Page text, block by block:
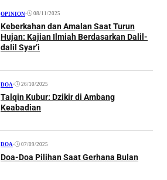
OPINION• 08/11/2025
Keberkahan dan Amalan Saat Turun
Hujan: Kajian Ilmiah Berdasarkan Dalil-
dalil Syar’i
DOA • 26/10/2025
Talqin Kubur: Dzikir di Ambang
Keabadian
DOA• 07/09/2025
Doa-Doa Pilihan Saat Gerhana Bulan